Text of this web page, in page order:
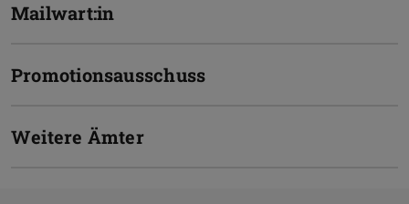
Mailwart:in
Promotionsausschuss
Weitere Ämter